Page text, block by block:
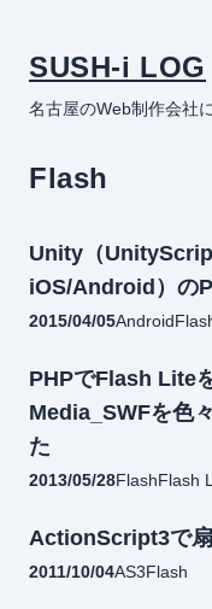
SUSH-i LOG
名古屋のWeb制作会社
Flash
Unity（
iOS/Android）の
2015/04/05Android
PHPでFlash Lite
Media_SWFを色
た
2013/05/28FlashFlash
ActionScript3で
2011/10/04AS3Flash